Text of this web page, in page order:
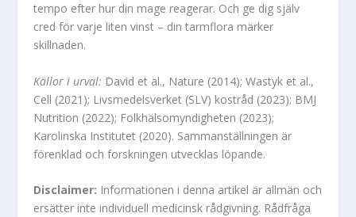
tempo efter hur din mage reagerar. Och ge dig själv
cred för varje liten vinst – din tarmflora märker
skillnaden.
Källor i urval: David et al., Nature (2014); Wastyk et al.,
Cell (2021); Livsmedelsverket (SLV) kostråd (2023); BMJ
Nutrition (2022); Folkhälsomyndigheten (2023);
Karolinska Institutet (2020). Sammanställningen är
förenklad och forskningen utvecklas löpande.
Disclaimer: Informationen i denna artikel är allmän och
ersätter inte individuell medicinsk rådgivning. Rådfråga